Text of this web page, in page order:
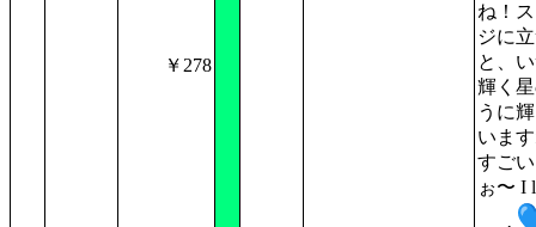
ね！
ジに
と、
輝く
うに
いま
すご
ぉ〜 I
￥278